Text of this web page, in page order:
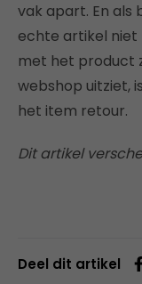
vak apart. En als
echte artikel niet
met het product
webshop uitziet,
het item retour.
Dit artikel
Deel dit artikel